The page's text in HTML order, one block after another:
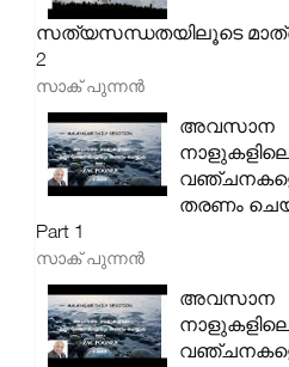
സത്യസന്ധതയിലൂടെ
2
സാക് പുന്നൻ
അവസാന
തരണം
Part 1
സാക് പുന്നൻ
അവസാന